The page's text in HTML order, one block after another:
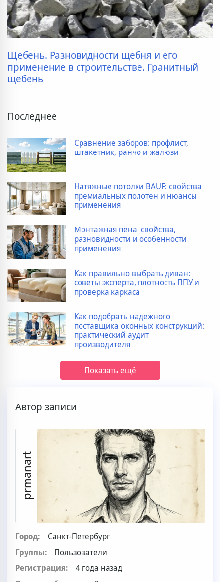
Щебень. Разновидности щебня и его
применение в строительстве. Гранитный
щебень
Последнее
Сравнение заборов: профлист,
штакетник, ранчо и жалюзи
Натяжные потолки BAUF: свойства
премиальных полотен и нюансы
применения
Монтажная пена: свойства,
разновидности и особенности
применения
Как правильно выбрать диван:
советы эксперта, плотность ППУ и
проверка каркаса
Как подобрать надежного
поставщика оконных конструкций:
практический аудит
производителя
Показать ещё
Автор записи
prmanart
Город:
Санкт-Петербург
Группы:
Пользователи
Регистрация:
4 года назад